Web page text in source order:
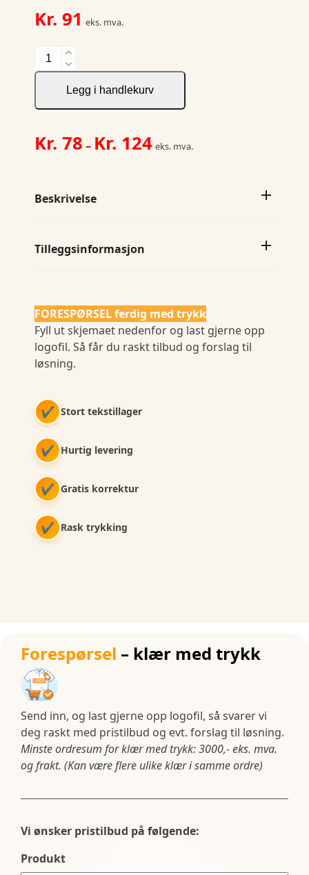
Kr. 91 eks. mva.
Iconic195
T
Legg i handlekurv
Kr. 78 – Kr. 124 Kr. 78
eks. mva.
Beskrivelse
Tilleggsinformasjon
FORESPØRSEL ferdig med trykk
Fyll ut skjemaet nedenfor og last gjerne opp
logofil. Så får du raskt tilbud og forslag til
løsning.
✔ Stort tekstillager
✔ Hurtig levering
✔ Gratis korrektur
✔ Rask trykking
Forespørsel – klær med trykk
Send inn, og last gjerne opp logofil, så svarer vi
deg raskt med pristilbud og evt. forslag til løsning.
Minste ordresum for klær med trykk: 3000,- eks. mva.
og frakt. (Kan være flere ulike klær i samme ordre)
Vi ønsker pristilbud på følgende:
Produkt